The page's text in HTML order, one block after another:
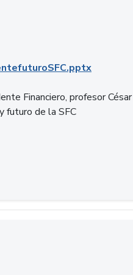
Financiero, profesor César
futuro de la SFC